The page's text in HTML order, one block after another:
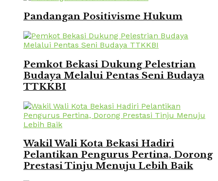
Pandangan Positivisme Hukum
Pemkot Bekasi Dukung Pelestrian
Budaya Melalui Pentas Seni Budaya
TTKKBI
Wakil Wali Kota Bekasi Hadiri
Pelantikan Pengurus Pertina, Dorong
Prestasi Tinju Menuju Lebih Baik